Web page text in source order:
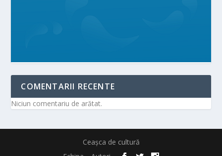
COMENTARII RECENTE
Niciun comentariu de arătat.
Ceașca de cultură